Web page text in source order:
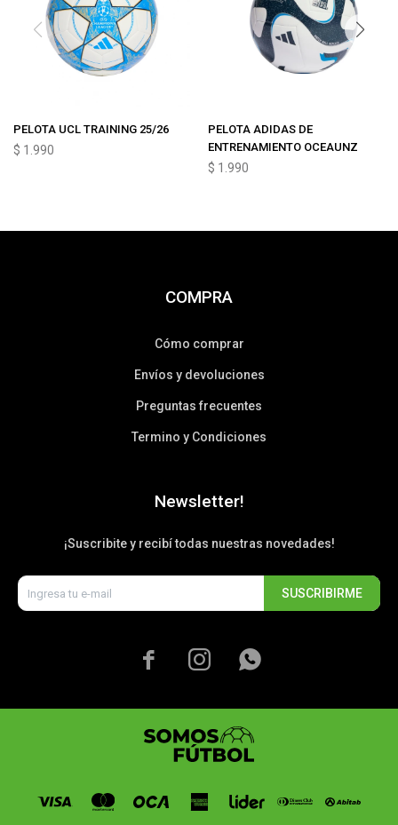
PELOTA UCL TRAINING 25/26
$ 1.990
PELOTA ADIDAS DE
ENTRENAMIENTO OCEAUNZ
$ 1.990
COMPRA
Cómo comprar
Envíos y devoluciones
Preguntas frecuentes
Termino y Condiciones
Newsletter!
¡Suscribite y recibí todas nuestras novedades!
SUSCRIBIRME
  